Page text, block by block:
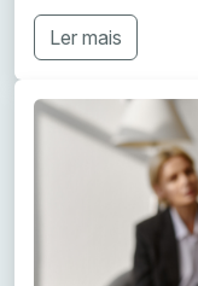
Ler mais